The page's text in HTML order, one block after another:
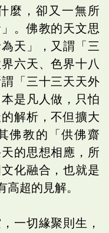
麼，卻又一無所
。佛教的天文思
天」，又謂「三
六天、色界十八
「三十三天天外
是凡人做，只怕
解析，不但擴大
佛教的「供佛齋
的思想相應，所
化融合，也就是
高超的見解。
一切緣聚則生，